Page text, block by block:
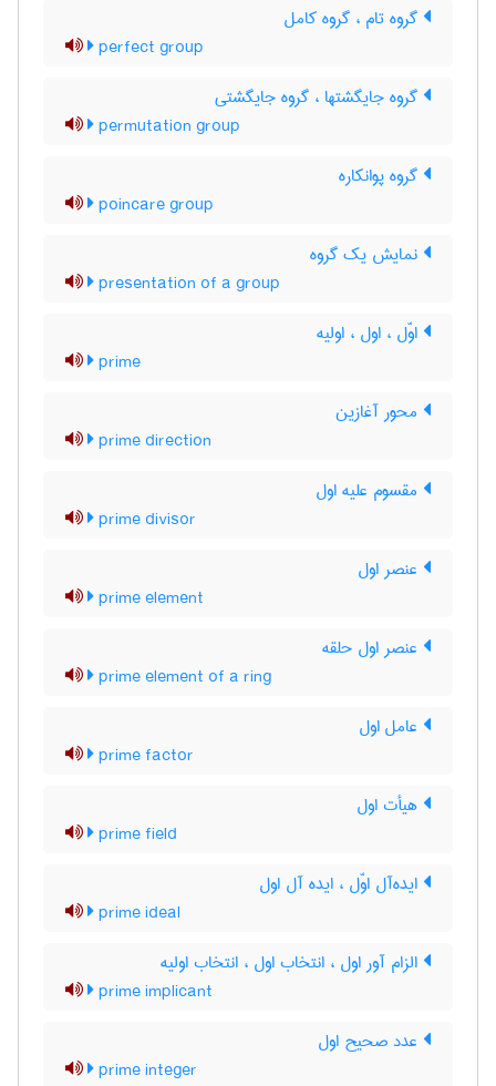
گروه تام ، گروه کامل
perfect group
گروه جایگشتها ، گروه جایگشتی
permutation group
گروه پوانکاره
poincare group
نمایش یک گروه
presentation of a group
اوّل ، اول ، اولیه
prime
محور آغازین
prime direction
مقسوم علیه اول
prime divisor
عنصر اول
prime element
عنصر اول حلقه
prime element of a ring
عامل اول
prime factor
هیأت اول
prime field
ایده‌آل اوّل ، ایده آل اول
prime ideal
الزام آور اول ، انتخاب اول ، انتخاب اولیه
prime implicant
عدد صحیح اول
prime integer